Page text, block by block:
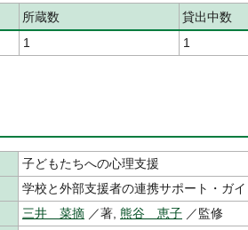
所蔵数
貸出中数
1 1
子どもたちへの心理支援
学校と外部支援者の連携サポート・ガ
三井 菜摘 ／著, 熊谷 恵子 ／監修